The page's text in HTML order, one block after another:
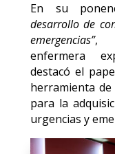
En su
desarrollo de
emergencias”
enfermera
destacó el
herramienta de
para la
urgencias y